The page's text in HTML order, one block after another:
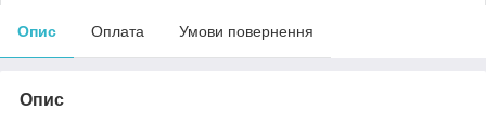
Опис Оплата Умови повернення
Опис